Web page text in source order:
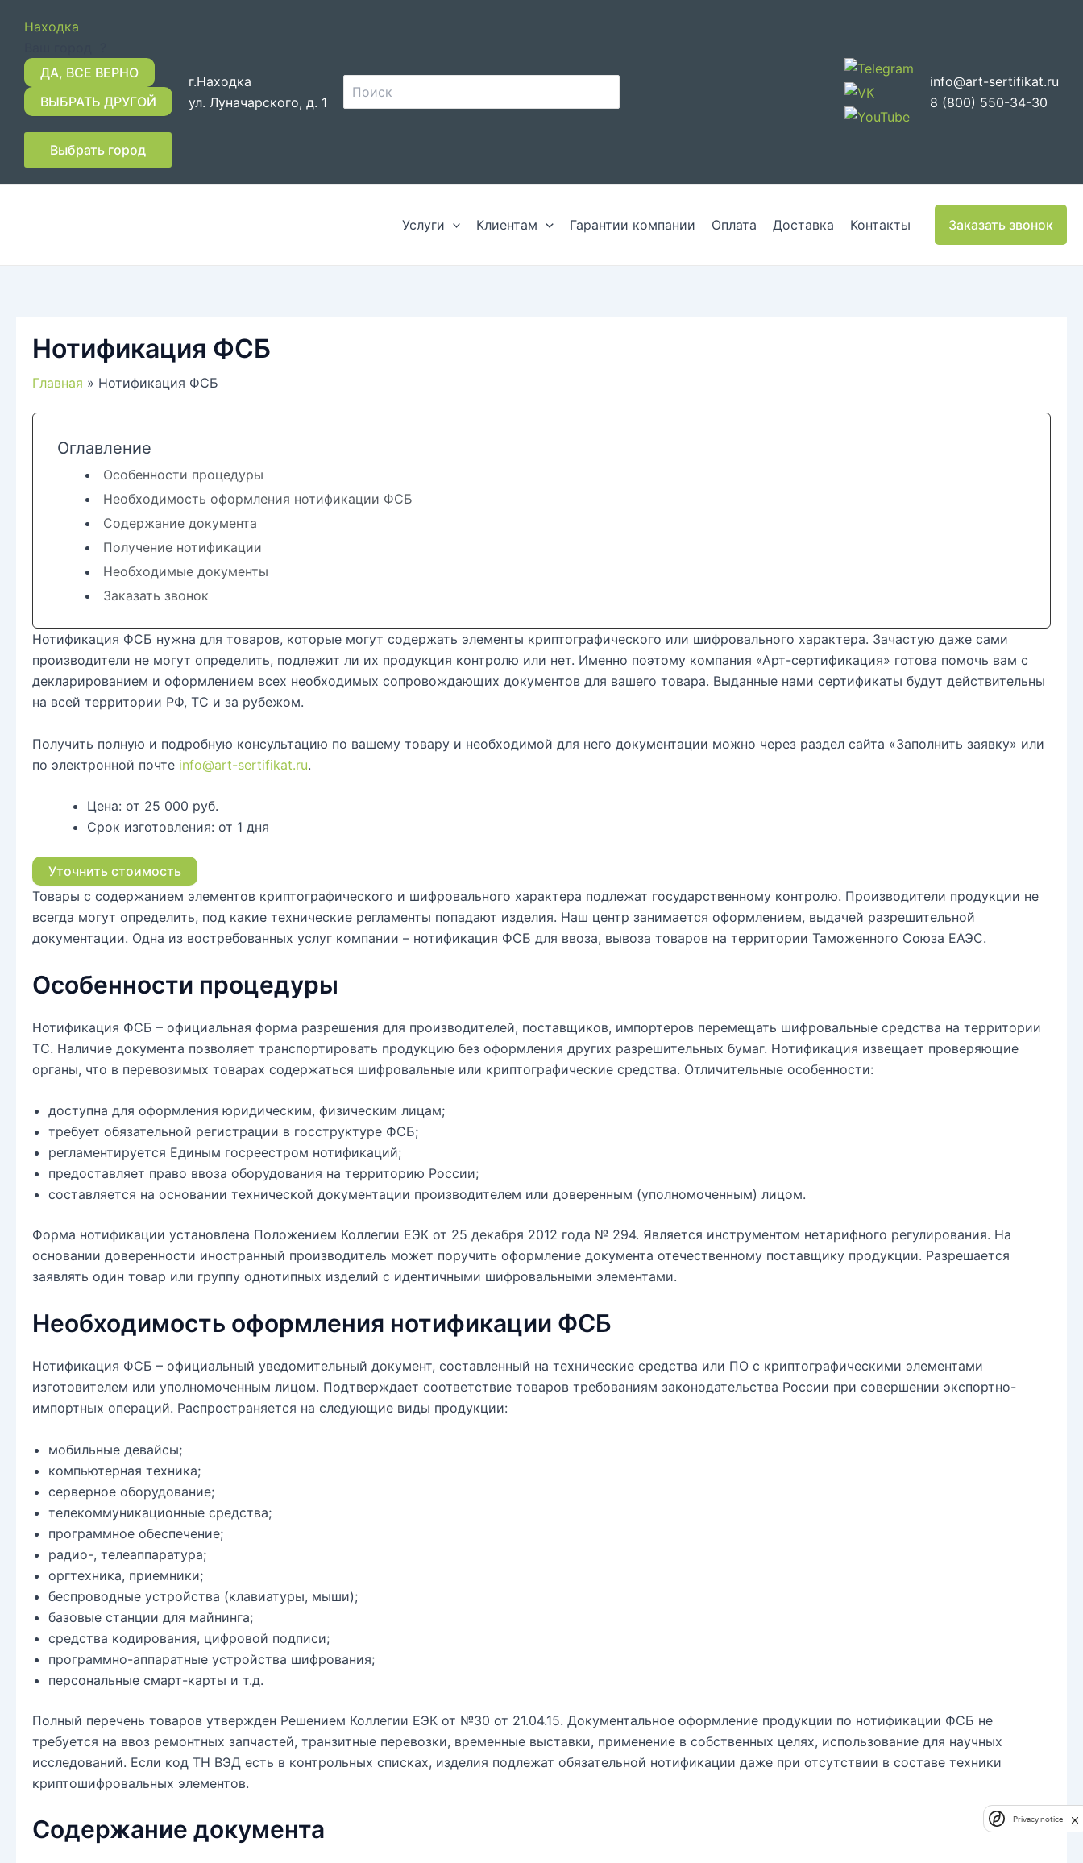
Находка
Выбрать город
г.Находка
ул. Луначарского, д. 1
Поиск:
info@art-sertifikat.ru
8 (800) 550-34-30
Услуги Клиентам Гарантии компании Оплата Доставка Контакты Заказать звонок
Нотификация ФСБ
Главная Нотификация ФСБ
Оглавление
Особенности процедуры
Необходимость оформления нотификации ФСБ
Содержание документа
Получение нотификации
Необходимые документы
Заказать звонок
Нотификация ФСБ нужна для товаров, которые могут содержать элементы криптографического или шифровального характера. Зачастую даже сами
производители не могут определить, подлежит ли их продукция контролю или нет. Именно поэтому компания «Арт-сертификация» готова помочь вам с
декларированием и оформлением всех необходимых сопровождающих документов для вашего товара. Выданные нами сертификаты будут действительны
на всей территории РФ, ТС и за рубежом.
Получить полную и подробную консультацию по вашему товару и необходимой для него документации можно через раздел сайта «Заполнить заявку» или
по электронной почте info@art-sertifikat.ru.
Цена: от 25 000 руб.
Срок изготовления: от 1 дня
Уточнить стоимость
Товары с содержанием элементов криптографического и шифровального характера подлежат государственному контролю. Производители продукции не
всегда могут определить, под какие технические регламенты попадают изделия. Наш центр занимается оформлением, выдачей разрешительной
документации. Одна из востребованных услуг компании – нотификация ФСБ для ввоза, вывоза товаров на территории Таможенного Союза ЕАЭС.
Особенности процедуры
Нотификация ФСБ – официальная форма разрешения для производителей, поставщиков, импортеров перемещать шифровальные средства на территории
ТС. Наличие документа позволяет транспортировать продукцию без оформления других разрешительных бумаг. Нотификация извещает проверяющие
органы, что в перевозимых товарах содержаться шифровальные или криптографические средства. Отличительные особенности:
доступна для оформления юридическим, физическим лицам;
требует обязательной регистрации в госструктуре ФСБ;
регламентируется Единым госреестром нотификаций;
предоставляет право ввоза оборудования на территорию России;
составляется на основании технической документации производителем или доверенным (уполномоченным) лицом.
Форма нотификации установлена Положением Коллегии ЕЭК от 25 декабря 2012 года № 294. Является инструментом нетарифного регулирования. На
основании доверенности иностранный производитель может поручить оформление документа отечественному поставщику продукции. Разрешается
заявлять один товар или группу однотипных изделий с идентичными шифровальными элементами.
Необходимость оформления нотификации ФСБ
Нотификация ФСБ – официальный уведомительный документ, составленный на технические средства или ПО с криптографическими элементами
изготовителем или уполномоченным лицом. Подтверждает соответствие товаров требованиям законодательства России при совершении экспортно-
импортных операций. Распространяется на следующие виды продукции:
мобильные девайсы;
компьютерная техника;
серверное оборудование;
телекоммуникационные средства;
программное обеспечение;
радио-, телеаппаратура;
оргтехника, приемники;
беспроводные устройства (клавиатуры, мыши);
базовые станции для майнинга;
средства кодирования, цифровой подписи;
программно-аппаратные устройства шифрования;
персональные смарт-карты и т.д.
Полный перечень товаров утвержден Решением Коллегии ЕЭК от №30 от 21.04.15. Документальное оформление продукции по нотификации ФСБ не
требуется на ввоз ремонтных запчастей, транзитные перевозки, временные выставки, применение в собственных целях, использование для научных
исследований. Если код ТН ВЭД есть в контрольных списках, изделия подлежат обязательной нотификации даже при отсутствии в составе техники
криптошифровальных элементов.
Содержание документа Privacy notice